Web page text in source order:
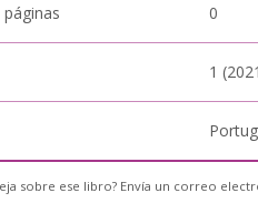
0
1
sobre ese libro? Envía un correo